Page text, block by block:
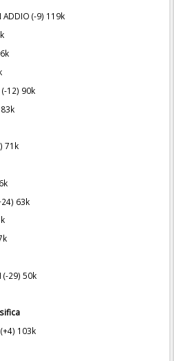
ADDIO (-9) 119k
(-12) 90k
71k
63k
(-29) 50k
103k